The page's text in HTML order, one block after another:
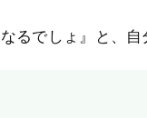
るでしょ』と、自